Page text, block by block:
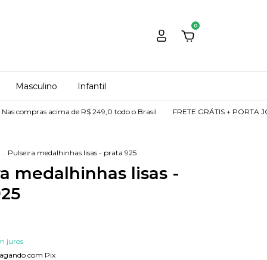
0
Masculino Infantil
acima de R$ 249,0 todo o Brasil FRETE GRÁTIS + PORTA JOIAS DE
. Pulseira medalhinhas lisas - prata 925
medalhinhas lisas -
juros
com Pix